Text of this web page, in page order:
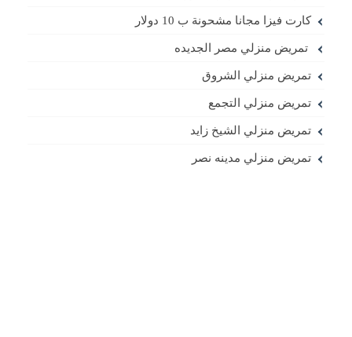
كارت فيزا مجانا مشحونة ب 10 دولار
تمريض منزلي مصر الجديده
تمريض منزلي الشروق
تمريض منزلي التجمع
تمريض منزلي الشيخ زايد
تمريض منزلي مدينه نصر